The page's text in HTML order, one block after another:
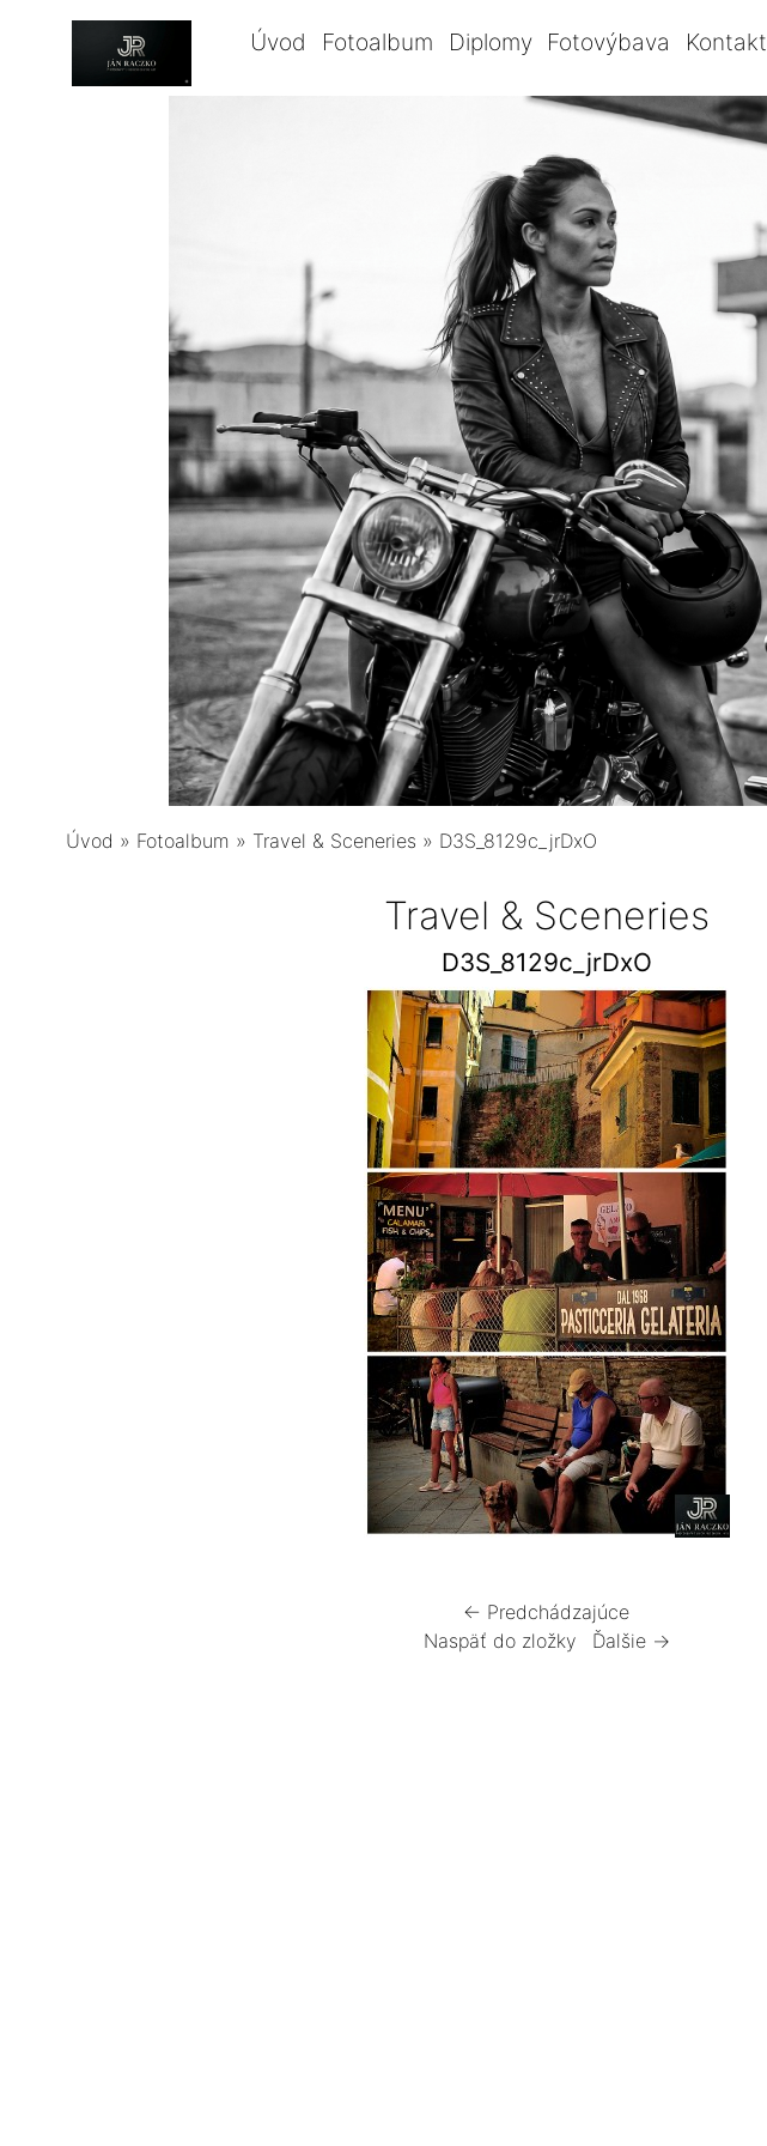
Úvod Fotoalbum Diplomy Fotovýbava Kontakt
Úvod » Fotoalbum » Travel & Sceneries » D3S_8129c_jrDxO
Travel & Sceneries
D3S_8129c_jrDxO
← Predchádzajúce
Naspäť do zložky
Ďalšie →